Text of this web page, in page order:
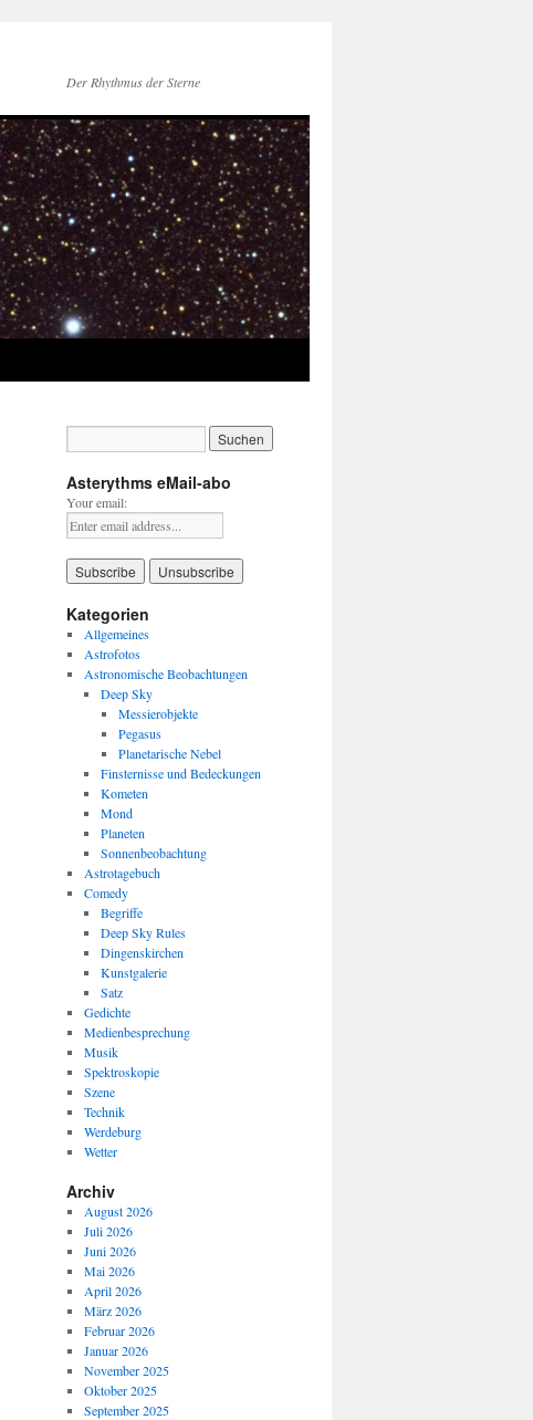
Der Rhythmus der Sterne
Asterythms eMail-abo
Your email:
Kategorien
Allgemeines
Astrofotos
Astronomische Beobachtungen
Deep Sky
Messierobjekte
Pegasus
Planetarische Nebel
Finsternisse und Bedeckungen
Kometen
Mond
Planeten
Sonnenbeobachtung
Astrotagebuch
Comedy
Begriffe
Deep Sky Rules
Dingenskirchen
Kunstgalerie
Satz
Gedichte
Medienbesprechung
Musik
Spektroskopie
Szene
Technik
Werdeburg
Wetter
Archiv
August 2026
Juli 2026
Juni 2026
Mai 2026
April 2026
März 2026
Februar 2026
Januar 2026
November 2025
Oktober 2025
September 2025